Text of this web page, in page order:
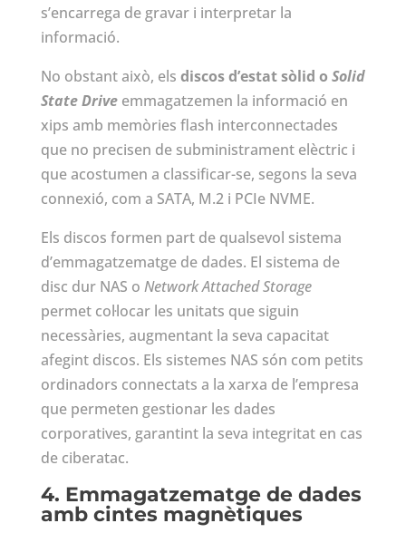
s’encarrega de gravar i interpretar la
informació.
No obstant això, els discos d’estat sòlid o Solid
State Driveemmagatzemen la informació en
xips amb memòries flash interconnectades
que no precisen de subministrament elèctric i
que acostumen a classificar-se, segons la seva
connexió, com a SATA, M.2 i PCIe NVME.
Els discos formen part de qualsevol sistema
d’emmagatzematge de dades. El sistema de
disc dur NAS o Network Attached Storage
permet col·locar les unitats que siguin
necessàries, augmentant la seva capacitat
afegint discos. Els sistemes NAS són com petits
ordinadors connectats a la xarxa de l’empresa
que permeten gestionar les dades
corporatives, garantint la seva integritat en cas
de ciberatac.
4. Emmagatzematge de dades
amb cintes magnètiques